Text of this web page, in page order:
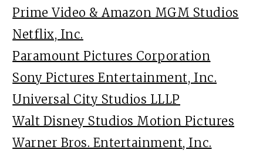
Prime Video & Amazon MGM Studios
Netflix, Inc.
Paramount Pictures Corporation
Sony Pictures Entertainment, Inc.
Universal City Studios LLLP
Walt Disney Studios Motion Pictures
Warner Bros. Entertainment, Inc.